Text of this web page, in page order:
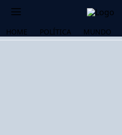
HOME POLÍTICA MUNDO